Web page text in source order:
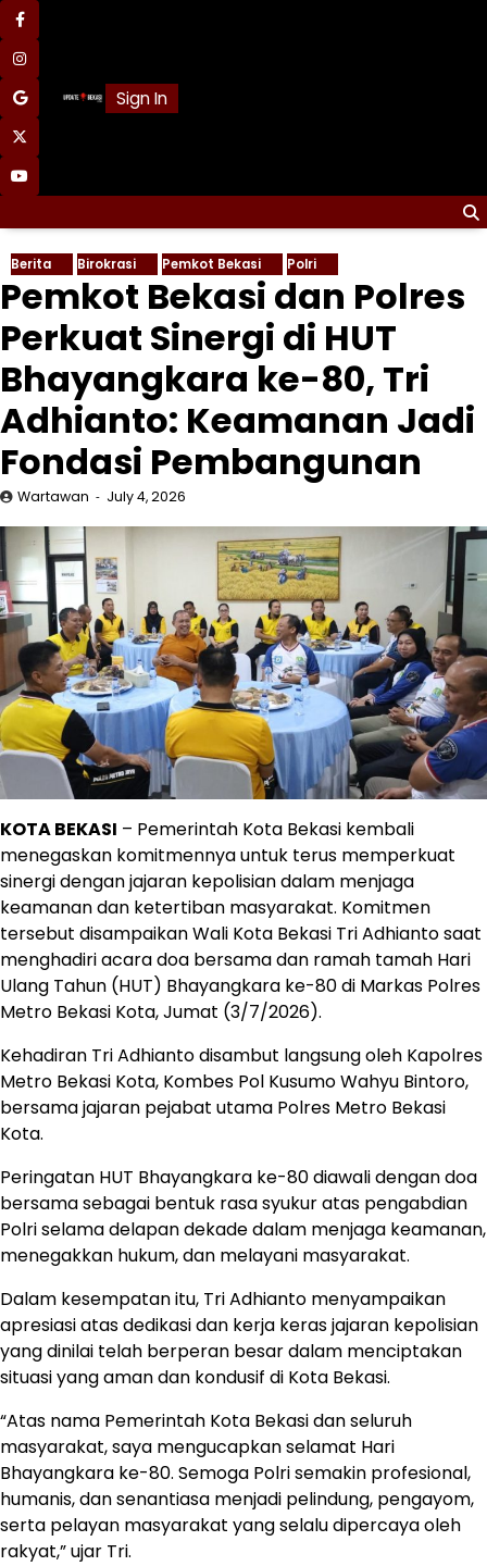
Skip
to
content
facebook
instagram
google
x
youtube
Sign In
Berita Birokrasi Pemkot Bekasi Polri
Pemkot Bekasi dan Polres
Perkuat Sinergi di HUT
Bhayangkara ke-80, Tri
Adhianto: Keamanan Jadi
Fondasi Pembangunan
Wartawan July 4, 2026
KOTA BEKASI – Pemerintah Kota Bekasi kembali
menegaskan komitmennya untuk terus memperkuat
sinergi dengan jajaran kepolisian dalam menjaga
keamanan dan ketertiban masyarakat. Komitmen
tersebut disampaikan Wali Kota Bekasi Tri Adhianto saat
menghadiri acara doa bersama dan ramah tamah Hari
Ulang Tahun (HUT) Bhayangkara ke-80 di Markas Polres
Metro Bekasi Kota, Jumat (3/7/2026).
Kehadiran Tri Adhianto disambut langsung oleh Kapolres
Metro Bekasi Kota, Kombes Pol Kusumo Wahyu Bintoro,
bersama jajaran pejabat utama Polres Metro Bekasi
Kota.
Peringatan HUT Bhayangkara ke-80 diawali dengan doa
bersama sebagai bentuk rasa syukur atas pengabdian
Polri selama delapan dekade dalam menjaga keamanan,
menegakkan hukum, dan melayani masyarakat.
Dalam kesempatan itu, Tri Adhianto menyampaikan
apresiasi atas dedikasi dan kerja keras jajaran kepolisian
yang dinilai telah berperan besar dalam menciptakan
situasi yang aman dan kondusif di Kota Bekasi.
“Atas nama Pemerintah Kota Bekasi dan seluruh
masyarakat, saya mengucapkan selamat Hari
Bhayangkara ke-80. Semoga Polri semakin profesional,
humanis, dan senantiasa menjadi pelindung, pengayom,
serta pelayan masyarakat yang selalu dipercaya oleh
rakyat,” ujar Tri.